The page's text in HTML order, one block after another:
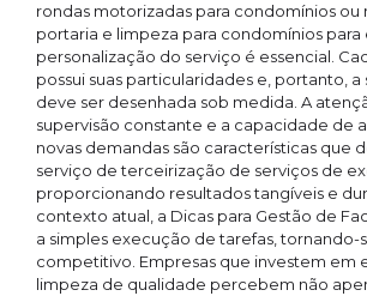
rondas motorizadas para condomínios ou
portaria e limpeza para condomínios para
personalização do serviço é essencial.
possui suas particularidades e, portanto, a
deve ser desenhada sob medida. A
supervisão constante e a capacidade de
novas demandas são características que
serviço de terceirização de serviços de
proporcionando resultados tangíveis e
contexto atual, a Dicas para Gestão de
a simples execução de tarefas, tornando-
competitivo. Empresas que investem em
limpeza de qualidade percebem não